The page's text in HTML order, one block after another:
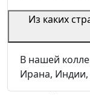
Из каких
В нашей
Ирана, Индии,